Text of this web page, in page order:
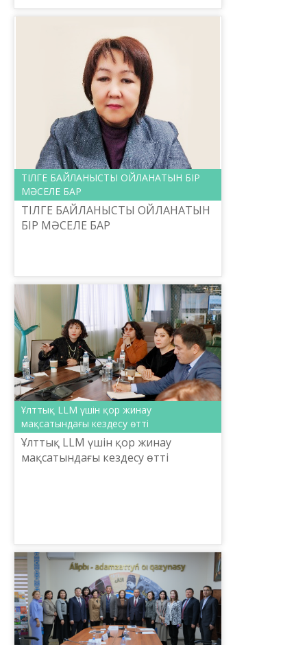
ТІЛГЕ БАЙЛАНЫСТЫ ОЙЛАНАТЫН БІР
МӘСЕЛЕ БАР
ТІЛГЕ БАЙЛАНЫСТЫ ОЙЛАНАТЫН
БІР МӘСЕЛЕ БАР
Ұлттық LLM үшін қор жинау
мақсатындағы кездесу өтті
Ұлттық LLM үшін қор жинау
мақсатындағы кездесу өтті